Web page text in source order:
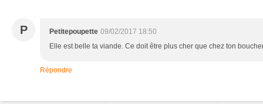
P Petitepoupette 09/02/2017 18:50
Elle est belle ta viande. Ce doit être plus cher que chez ton
Répondre